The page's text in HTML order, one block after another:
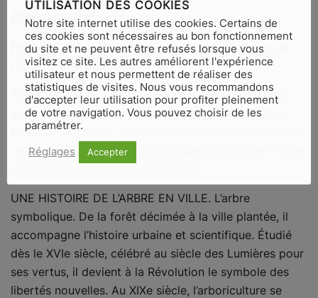
SOMMAIRE.
PRÉFACE : Michel Lussault, géographe, directeur de
l’École urbaine de Lyon
AVANT-PROPOS. L’arbre urbain grandit entre quatre
murs, le pied noyé dans le béton ou le bitume. Que
perçoit-il de la cité, quelles interactions tisse-t-il dans
cette cohabitation ? Et surtout que nous révèle-t-il de
UNE HISTOIRE DE L’ARBRE EN VILLE. L’arbre
symbolique. De la forêt décimée à la ville plantée, il
accompagne l’histoire urbaine et scientifique. Étudié
dès le XVIe siècle, célébré au siècle des Lumières pour
ses vertus, il devient à la Révolution le symbole des
libertés nouvelles. Au XIXe siècle, l’arboriculture se
UTILISATION DES COOKIES
Notre site internet utilise des cookies. Certains de
ces cookies sont nécessaires au bon fonctionnement
du site et ne peuvent être refusés lorsque vous
visitez ce site. Les autres améliorent l'expérience
utilisateur et nous permettent de réaliser des
statistiques de visites. Nous vous recommandons
d'accepter leur utilisation pour profiter pleinement
de votre navigation. Vous pouvez choisir de les
paramétrer.
Réglages Accepter